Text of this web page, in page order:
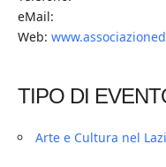
eMail:
Web:
TIPO DI
Arte e Cultura nel